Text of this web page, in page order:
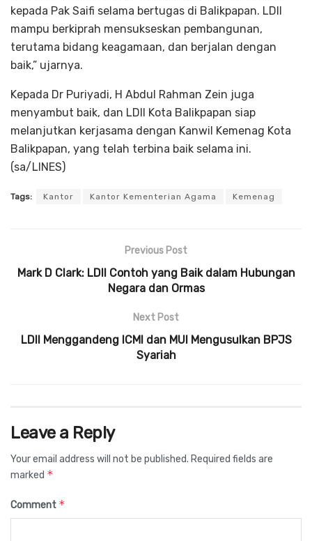
kepada Pak Saifi selama bertugas di Balikpapan. LDII
mampu berkiprah mensukseskan pembangunan,
terutama bidang keagamaan, dan berjalan dengan
baik,” ujarnya.
Kepada Dr Puriyadi, H Abdul Rahman Zein juga
menyambut baik, dan LDII Kota Balikpapan siap
melanjutkan kerjasama dengan Kanwil Kemenag Kota
Balikpapan, yang telah terbina baik selama ini.
(sa/LINES)
Tags: Kantor Kantor Kementerian Agama Kemenag
Previous Post
Mark D Clark: LDII Contoh yang Baik dalam Hubungan
Negara dan Ormas
Next Post
LDII Menggandeng ICMI dan MUI Mengusulkan BPJS
Syariah
Leave a Reply
Your email address will not be published. Required fields are
marked *
Comment *